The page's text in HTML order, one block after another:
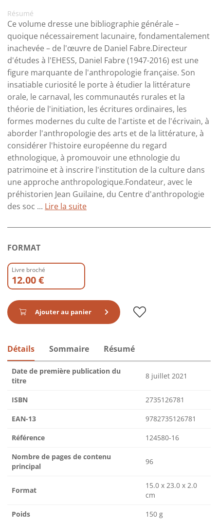
Résumé
Ce volume dresse une bibliographie générale –
quoique nécessairement lacunaire, fondamentalement
inachevée – de l'œuvre de Daniel Fabre.Directeur
d'études à l'EHESS, Daniel Fabre (1947-2016) est une
figure marquante de l'anthropologie française. Son
insatiable curiosité le porte à étudier la littérature
orale, le carnaval, les communautés rurales et la
théorie de l'initiation, les écritures ordinaires, les
formes modernes du culte de l'artiste et de l'écrivain, à
aborder l'anthropologie des arts et de la littérature, à
considérer l'histoire européenne du regard
ethnologique, à promouvoir une ethnologie du
patrimoine et à inscrire l'institution de la culture dans
une approche anthropologique.Fondateur, avec le
préhistorien Jean Guilaine, du Centre d'anthropologie
des soc ... Lire la suite
FORMAT
Livre broché
12.00 €
Ajouter au panier
Détails Sommaire Résumé
Date de première publication du
titre
8 juillet 2021
ISBN 2735126781
EAN-13 9782735126781
Référence 124580-16
Nombre de pages de contenu
principal
96
Format
15.0 x 23.0 x 2.0
cm
Poids 150 g